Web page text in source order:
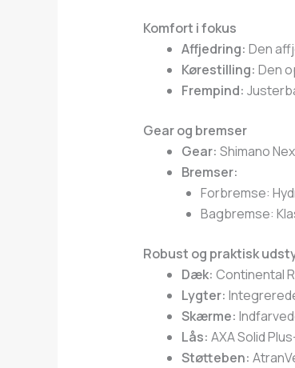
Komfort i fokus
Affjedring: Den
Kørestilling: Den
Frempind:
Gear og bremser
Gear: Shimano
Bremser:
Forbremse:
Bagbremse:
Robust og praktisk
Dæk: Continental
Lygter:
Skærme:
Lås: AXA Solid
Støtteben: